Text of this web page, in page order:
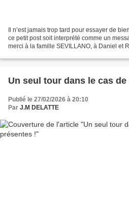
Il n’est jamais trop tard pour essayer de
ce petit post soit interprété comme un
merci à la famille SEVILLANO, à Daniel et
Un seul tour dans le cas
Publié le 27/02/2026 à 20:10
Par J.M DELATTE